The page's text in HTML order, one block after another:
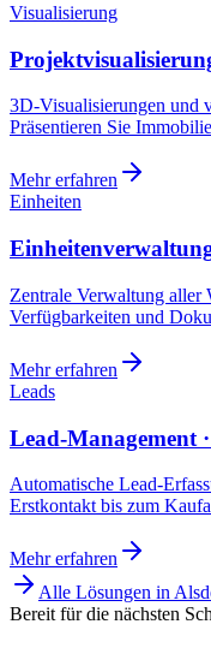
Visualisierung
3D-Visualisierungen und
Präsentieren Sie
Mehr erfahren
Einheiten
Zentrale Verwaltung aller
Verfügbarkeiten und
Mehr erfahren
Leads
Lead-Management
Automatische Lead-
Erstkontakt bis zum
Mehr erfahren
Alle Lösungen in
Bereit für die nächsten